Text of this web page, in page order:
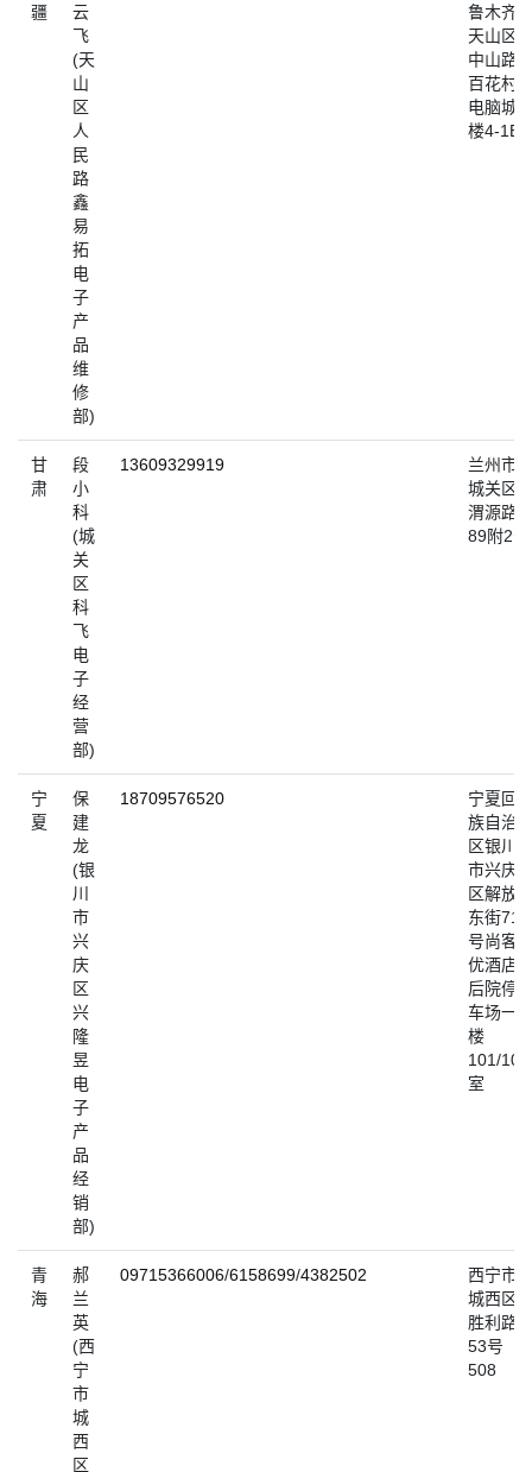
疆
云
飞
(天
山
区
人
民
路
鑫
易
拓
电
子
产
品
维
修
部)
鲁木齐
天山区
中山路
百花村
电脑城4
楼4-1B
甘
肃
段
小
科
(城
关
区
科
飞
电
子
经
营
部)
13609329919
兰州市
城关区
渭源路
89附2号
宁
夏
保
建
龙
(银
川
市
兴
庆
区
兴
隆
昱
电
子
产
品
经
销
部)
18709576520
宁夏回
族自治
区银川
市兴庆
区解放
东街71
号尚客
优酒店
后院停
车场一
楼
101/102
室
青
海
郝
兰
英
(西
宁
市
城
西
区
09715366006/6158699/4382502
西宁市
城西区
胜利路
53号
508